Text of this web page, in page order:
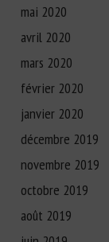
mai 2020
avril 2020
mars 2020
février 2020
janvier 2020
décembre 2019
novembre 2019
octobre 2019
août 2019